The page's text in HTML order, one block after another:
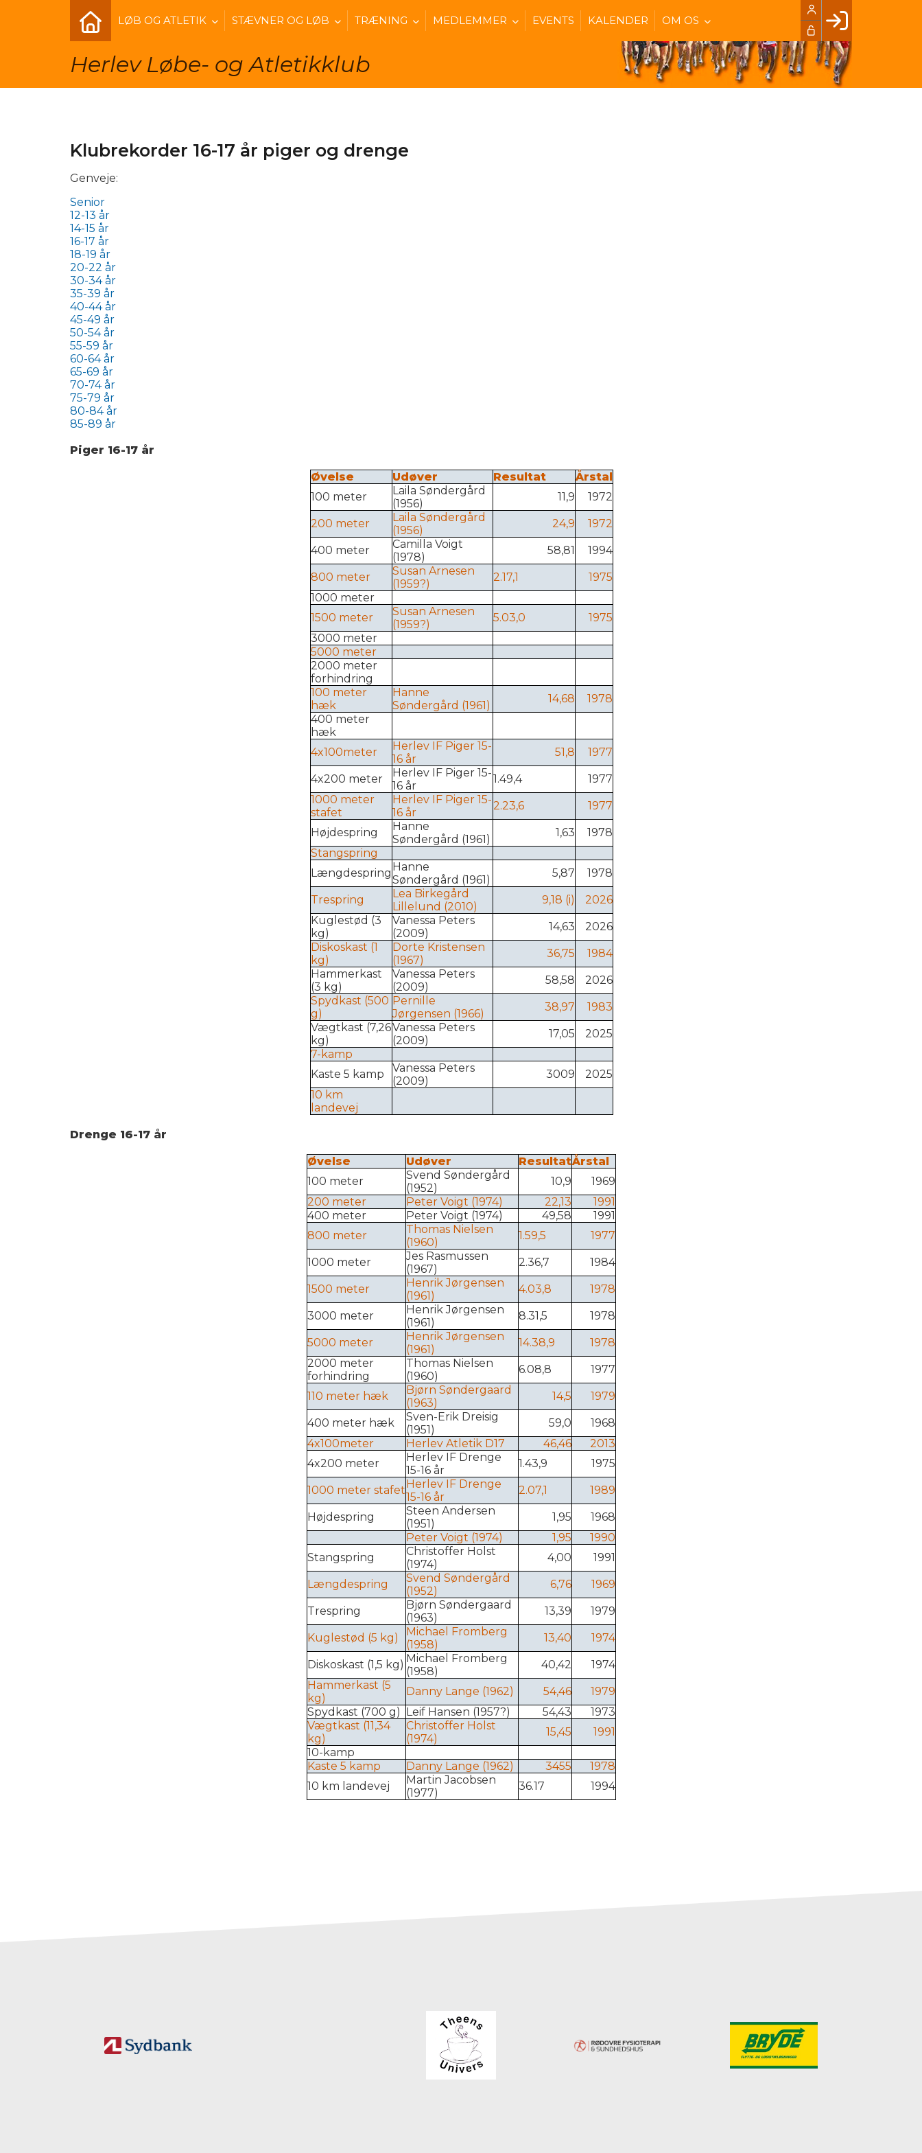
LØB OG ATLETIK STÆVNER OG LØB TRÆNING MEDLEMMER EVENTS KALENDER OM OS
Facebook login
Herlev Løbe- og Atletikklub
Klubrekorder 16-17 år piger og drenge
Genveje:
Senior
12-13 år
14-15 år
16-17 år
18-19 år
20-22 år
30-34 år
35-39 år
40-44 år
45-49 år
50-54 år
55-59 år
60-64 år
65-69 år
70-74 år
75-79 år
80-84 år
85-89 år
Piger 16-17 år
Øvelse Udøver Resultat
Årstal
100 meter
Laila Søndergård
(1956)
11,9 1972
200 meter
Laila Søndergård
(1956)
24,9 1972
400 meter
Camilla Voigt
(1978)
58,81 1994
800 meter
Susan Arnesen
(1959?)
2.17,1
1975
1000 meter
1500 meter
Susan Arnesen
(1959?)
5.03,0
1975
3000 meter
5000 meter
2000 meter
forhindring
100 meter
hæk
Hanne
Søndergård (1961)
14,68
1978
400 meter
hæk
4x100meter
Herlev IF Piger 15-
16 år
51,8 1977
4x200 meter
Herlev IF Piger 15-
16 år
1.49,4
1977
1000 meter
stafet
Herlev IF Piger 15-
16 år
2.23,6 1977
Højdespring
Hanne
Søndergård (1961)
1,63
1978
Stangspring
Længdespring Hanne
Søndergård (1961)
5,87 1978
Trespring
Lea Birkegård
Lillelund (2010)
9,18 (i)
2026
Kuglestød (3
kg)
Vanessa Peters
(2009)
14,63
2026
Diskoskast (1
kg)
Dorte Kristensen
(1967)
36,75
1984
Hammerkast
(3 kg)
Vanessa Peters
(2009)
58,58
2026
Spydkast (500
g)
Pernille
Jørgensen (1966)
38,97
1983
Vægtkast (7,26
kg)
Vanessa Peters
(2009)
17,05
2025
7-kamp
Kaste 5 kamp
Vanessa Peters
(2009)
3009
2025
10 km
landevej
Drenge 16-17 år
Øvelse Udøver ResultatÅrstal
100 meter
Svend Søndergård
(1952)
10,9
1969
200 meter
Peter Voigt (1974) 22,13
1991
400 meter
Peter Voigt (1974) 49,58
1991
800 meter
Thomas Nielsen
(1960)
1.59,5 1977
1000 meter
Jes Rasmussen
(1967)
2.36,7 1984
1500 meter
Henrik Jørgensen
(1961)
4.03,8 1978
3000 meter
Henrik Jørgensen
(1961)
8.31,5 1978
5000 meter
Henrik Jørgensen
(1961)
14.38,9
1978
2000 meter
forhindring
Thomas Nielsen
(1960)
6.08,8 1977
110 meter hæk
Bjørn Søndergaard
(1963)
14,5 1979
400 meter hæk
Sven-Erik Dreisig
(1951)
59,0
1968
4x100meter
Herlev Atletik D17 46,46
2013
4x200 meter
Herlev IF Drenge
15-16 år
1.43,9 1975
1000 meter stafetHerlev IF Drenge
15-16 år
2.07,1 1989
Højdespring
Steen Andersen
(1951)
1,95
1968
Peter Voigt (1974)
1,95
1990
Stangspring
Christoffer Holst
(1974)
4,00 1991
Længdespring
Svend Søndergård
(1952)
6,76 1969
Trespring
Bjørn Søndergaard
(1963)
13,39 1979
Kuglestød (5 kg)
Michael Fromberg
(1958)
13,40 1974
Diskoskast (1,5 kg) Michael Fromberg
(1958)
40,42
1974
Hammerkast (5
kg)
Danny Lange (1962) 54,46
1979
Spydkast (700 g) Leif Hansen (1957?) 54,43
1973
Vægtkast (11,34
kg)
Christoffer Holst
(1974)
15,45
1991
10-kamp
Kaste 5 kamp
Danny Lange (1962) 3455
1978
10 km landevej
Martin Jacobsen
(1977)
36.17 1994